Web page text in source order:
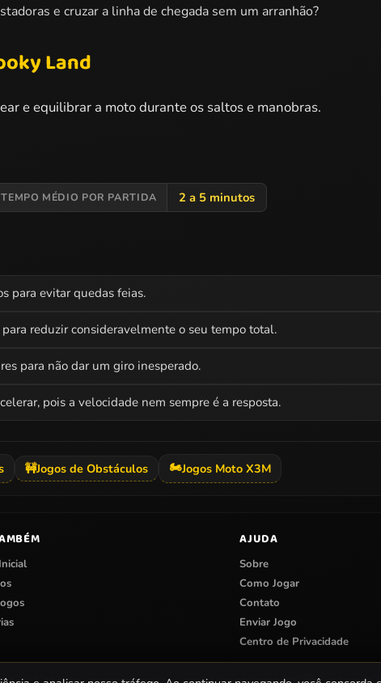
e cruzar a linha de chegada sem um arranhão?
Land
e equilibrar a moto durante os saltos e manobras.
TEMPO MÉDIO POR PARTIDA 2 a 5 minutos
para evitar quedas feias.
reduzir consideravelmente o seu tempo total.
para não dar um giro inesperado.
pois a velocidade nem sempre é a resposta.
🚧Jogos de Obstáculos 🏍️Jogos Moto X3M
AJUDA
Sobre
Como Jogar
Contato
Enviar Jogo
Centro de Privacidade